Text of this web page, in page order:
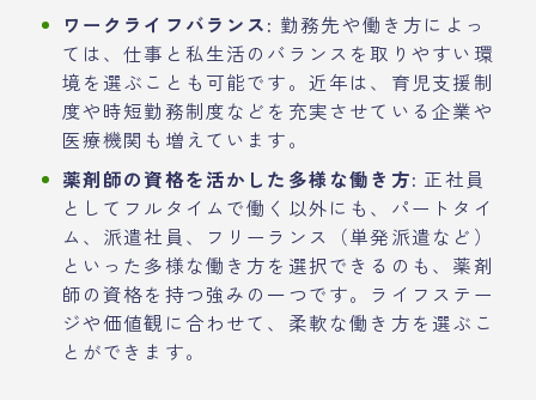
ワークライフバランス: 勤務先や働き方によっ
ては、仕事と私生活のバランスを取りやすい環
境を選ぶことも可能です。近年は、育児支援制
度や時短勤務制度などを充実させている企業や
医療機関も増えています。
薬剤師の資格を活かした多様な働き方: 正社員
としてフルタイムで働く以外にも、パートタイ
ム、派遣社員、フリーランス（単発派遣など）
といった多様な働き方を選択できるのも、薬剤
師の資格を持つ強みの一つです。ライフステー
ジや価値観に合わせて、柔軟な働き方を選ぶこ
とができます。